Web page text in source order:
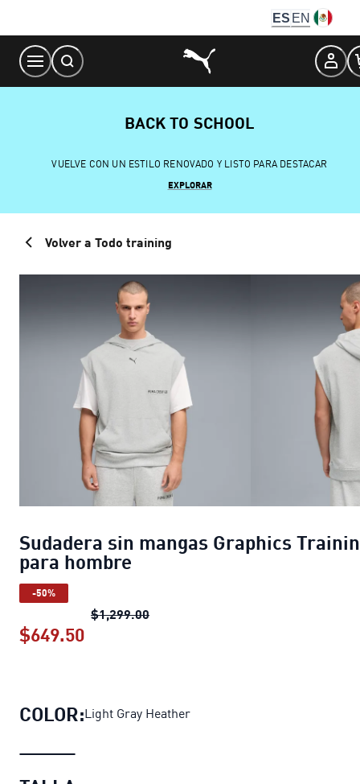
Content
ES EN
BACK TO SCHOOL
VUELVE CON UN ESTILO RENOVADO Y LISTO PARA DESTACAR
EXPLORAR
Volver a Todo training
Sudadera sin mangas Graphics
para hombre
-50%
$1,299.00Sudadera sin mangas Graphics
$649.50
COLOR:Light Gray Heather